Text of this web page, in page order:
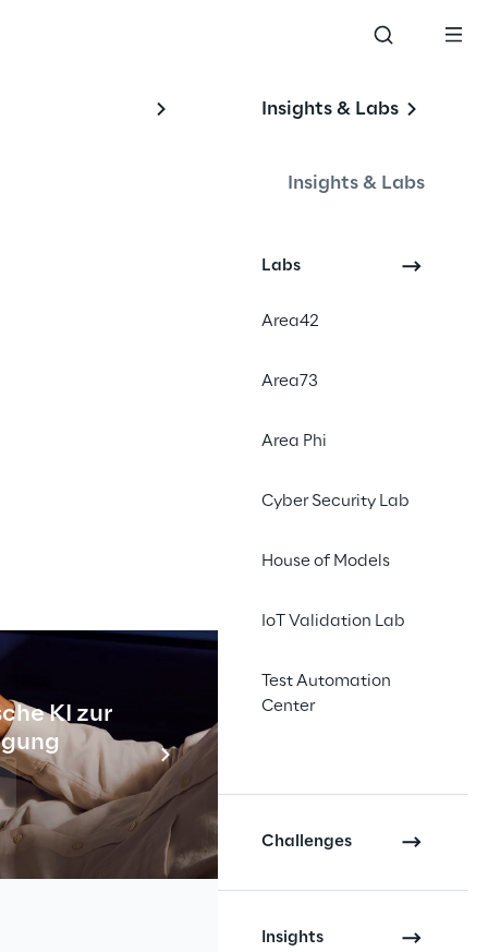
KI zur
Insights & Labs
Insights & Labs
Labs
Area42
Area73
Area Phi
Cyber Security Lab
House of Models
IoT Validation Lab
Test Automation
Center
Challenges
Insights
Inhalte zu
glaubwürdig und